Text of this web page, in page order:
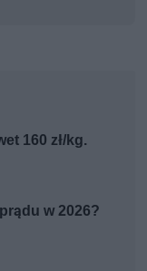
160 zł/kg.
w 2026?